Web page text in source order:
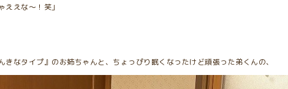
ええな～！笑」
きなタイプ』のお姉ちゃんと、ちょっぴり眠くなったけど頑張った弟くんの、